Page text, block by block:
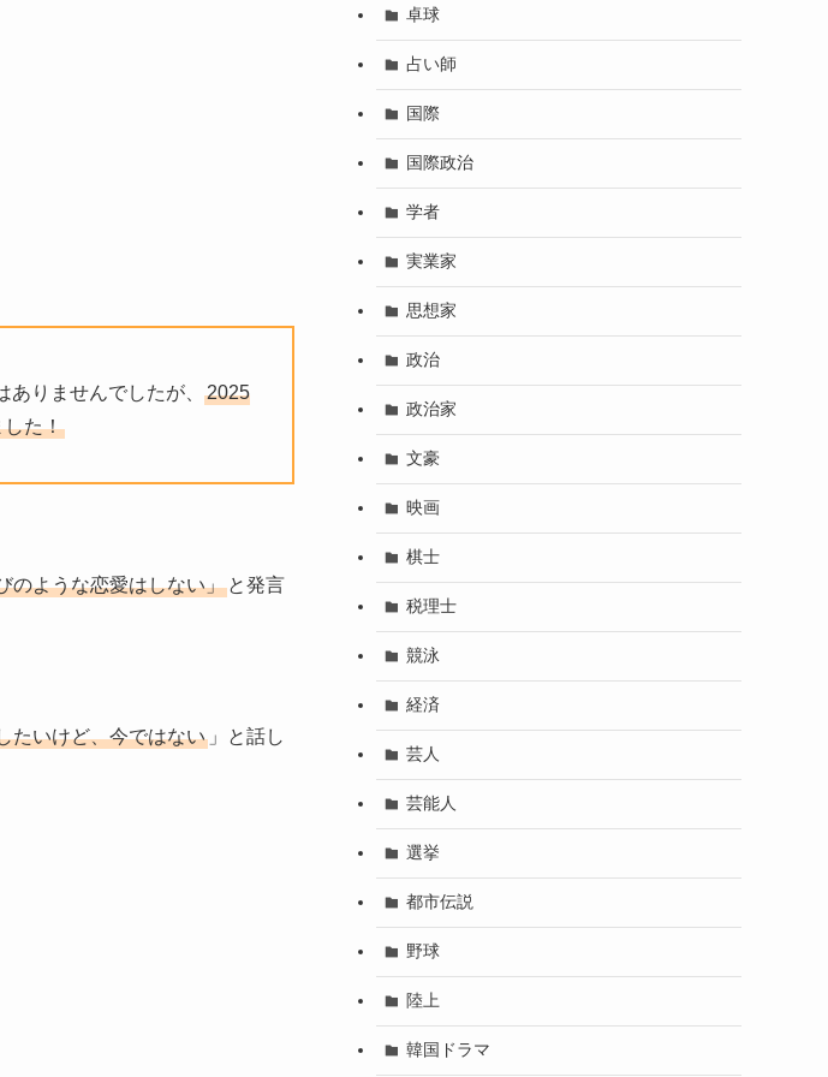
りませんでしたが、
2025
した！
のような恋愛はしない」 と発言
たいけど、今ではない 」と話し
卓球
占い師
国際
国際政治
学者
実業家
思想家
政治
政治家
文豪
映画
棋士
税理士
競泳
経済
芸人
芸能人
選挙
都市伝説
野球
陸上
韓国ドラマ